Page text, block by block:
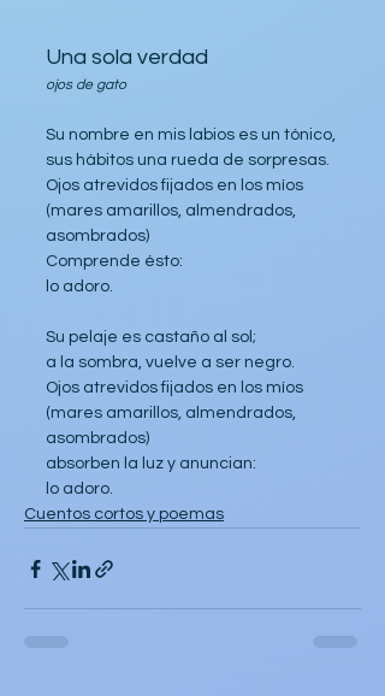
Una sola verdad
ojos de gato
Su nombre en mis labios es un tónico,
sus hábitos una rueda de sorpresas.
Ojos atrevidos fijados en los míos
(mares amarillos, almendrados,
asombrados)
Comprende ésto:
lo adoro.
Su pelaje es castaño al sol;
a la sombra, vuelve a ser negro.
Ojos atrevidos fijados en los míos
(mares amarillos, almendrados,
asombrados)
absorben la luz y anuncian:
lo adoro.
Cuentos cortos y poemas